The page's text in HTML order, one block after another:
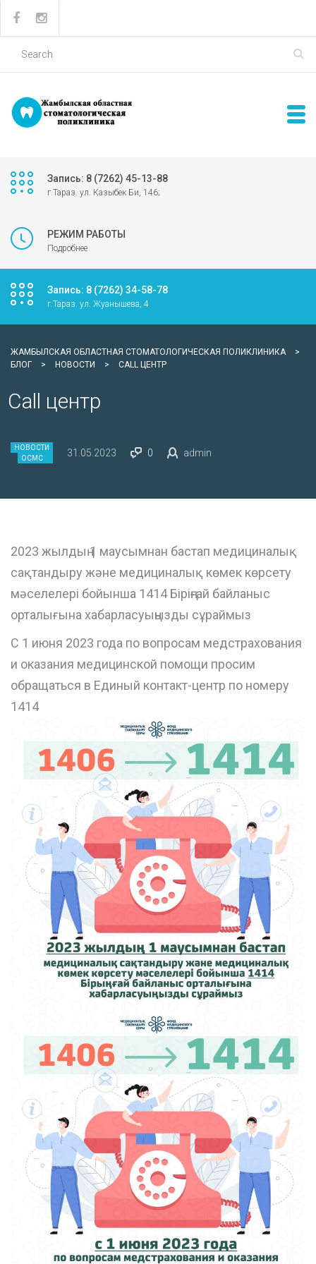
Запись: 8 (7262) 45-13-88
г.Тараз. ул. Казыбек Би, 146;
РЕЖИМ РАБОТЫ
Подробнее
Запись: 8 (7262) 34-58-78
г.Тараз. ул. Жуанышева, 4
ЖАМБЫЛСКАЯ ОБЛАСТНАЯ СТОМАТОЛОГИЧЕСКАЯ ПОЛИКЛИНИКА
>
БЛОГ
> НОВОСТИ > CALL ЦЕНТР
Call центр
НОВОСТИ
ОСМС
31.05.2023 0 admin
2023 жылдың 1 маусымнан бастап медициналық
сақтандыру және медициналық көмек көрсету
мәселелері бойынша 1414 Біріңғай байланыс
орталығына хабарласуыңызды сұраймыз
С 1 июня 2023 года по вопросам медстрахования
и оказания медицинской помощи просим
обращаться в Единый контакт-центр по номеру
1414